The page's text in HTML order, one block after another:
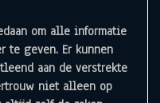
om alle informatie
te geven. Er kunnen
aan de verstrekte
niet alleen op